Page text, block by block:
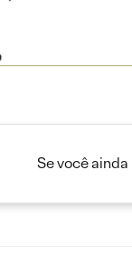
Se você